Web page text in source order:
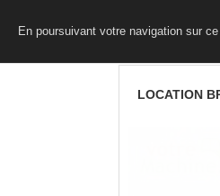
En poursuivant votre navigation sur
LOCATION